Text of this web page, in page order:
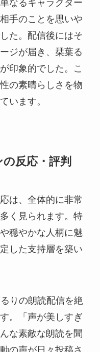
なるキャラクター
手のことを思いや
た。配信後にはそ
ジが届き、栞葉る
印象的でした。こ
の素晴らしさを物
います。
反応・評判
は、全体的に非常
く見られます。特
穏やかな人柄に魅
した支持層を築い
りの朗読配信を絶
。「声が美しすぎ
な素敵な朗読を聞